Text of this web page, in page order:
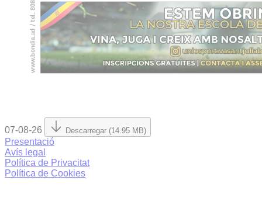
07-08-26 Descarregar (14.95 MB)
Presentació
Avís legal
Política de Privacitat
Política de Cookies